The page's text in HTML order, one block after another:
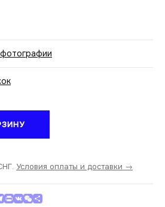
Условия оплаты и доставки →
Link
Telegram
Print
VKWeChat